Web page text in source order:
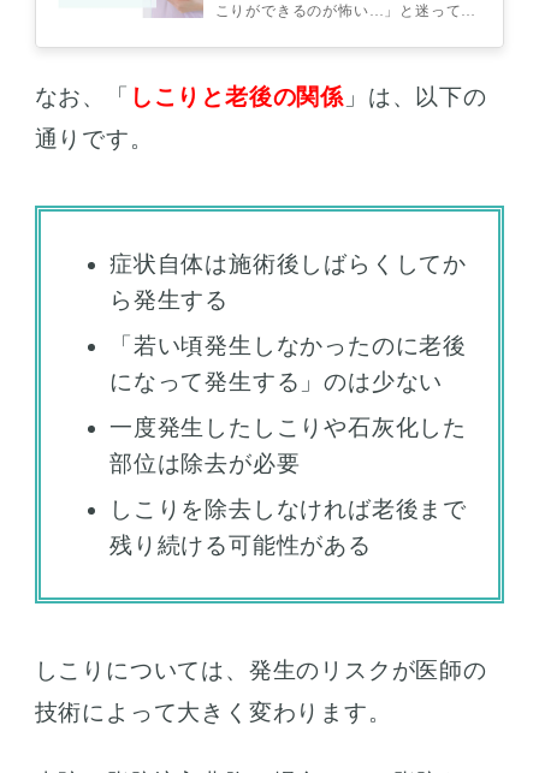
こりができるのが怖い…」と迷ってい
なお、「 しこりと老後の関係 」は、以下の
通りです。
症状自体は施術後しばらくしてか
ら発生する
「若い頃発生しなかったのに老後
になって発生する」のは少ない
一度発生したしこりや石灰化した
部位は除去が必要
しこりを除去しなければ老後まで
残り続ける可能性がある
しこりについては、発生のリスクが医師の
技術によって大きく変わります。